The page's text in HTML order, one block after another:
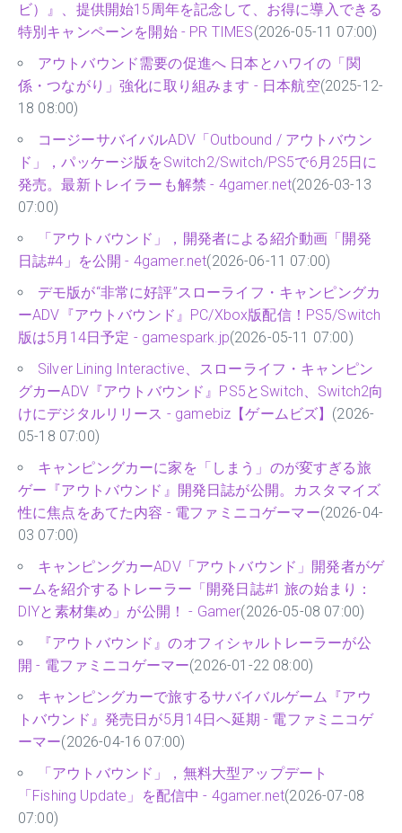
ビ）』、提供開始15周年を記念して、お得に導入できる
特別キャンペーンを開始 - PR TIMES(2026-05-11 07:00)
アウトバウンド需要の促進へ 日本とハワイの「関
係・つながり」強化に取り組みます - 日本航空(2025-12-
18 08:00)
コージーサバイバルADV「Outbound / アウトバウン
ド」，パッケージ版をSwitch2/Switch/PS5で6月25日に
発売。最新トレイラーも解禁 - 4gamer.net(2026-03-13
07:00)
「アウトバウンド」，開発者による紹介動画「開発
日誌#4」を公開 - 4gamer.net(2026-06-11 07:00)
デモ版が“非常に好評”スローライフ・キャンピングカ
ーADV『アウトバウンド』PC/Xbox版配信！PS5/Switch
版は5月14日予定 - gamespark.jp(2026-05-11 07:00)
Silver Lining Interactive、スローライフ・キャンピン
グカーADV『アウトバウンド』PS5とSwitch、Switch2向
けにデジタルリリース - gamebiz【ゲームビズ】 (2026-
05-18 07:00)
キャンピングカーに家を「しまう」のが変すぎる旅
ゲー『アウトバウンド』開発日誌が公開。カスタマイズ
性に焦点をあてた内容 - 電ファミニコゲーマー(2026-04-
03 07:00)
キャンピングカーADV「アウトバウンド」開発者がゲ
ームを紹介するトレーラー「開発日誌#1 旅の始まり：
DIYと素材集め」が公開！ - Gamer(2026-05-08 07:00)
『アウトバウンド』のオフィシャルトレーラーが公
開 - 電ファミニコゲーマー(2026-01-22 08:00)
キャンピングカーで旅するサバイバルゲーム『アウ
トバウンド』発売日が5月14日へ延期 - 電ファミニコゲ
ーマー(2026-04-16 07:00)
「アウトバウンド」，無料大型アップデート
「Fishing Update」を配信中 - 4gamer.net(2026-07-08
07:00)